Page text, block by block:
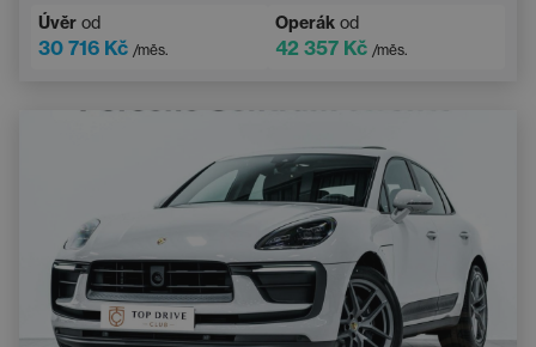
Úvěr od
30 716 Kč /měs.
Operák od
42 357 Kč /měs.